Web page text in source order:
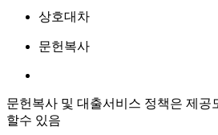
상호대차
문헌복사
문헌복사 및 대출서비스 정책은 제공
할수 있음